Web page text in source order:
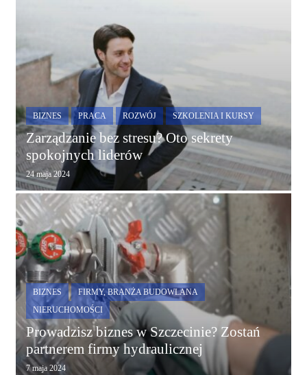
BIZNES PRACA ROZWÓJ SZKOLENIA I KURSY
Zarządzanie bez stresu? Oto sekrety
spokojnych liderów
24 maja 2024
BIZNES
FIRMY, BRANŻA BUDOWLANA
NIERUCHOMOŚCI
Prowadzisz biznes w Szczecinie? Zostań
partnerem firmy hydraulicznej
7 maja 2024